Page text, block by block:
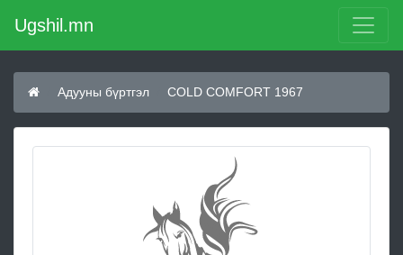
Ugshil.mn
Адууны бүртгэл COLD COMFORT 1967